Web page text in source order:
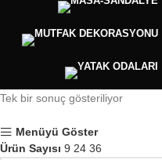
Tek bir sonuç gösteriliyor
Menüyü Göster
Ürün Sayısı 9 24 36